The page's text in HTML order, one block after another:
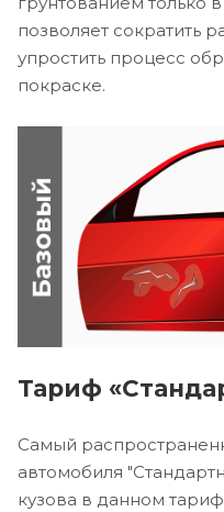
позволяет сократить
упростить процесс
покраске.
Тариф
Самый
автомобиля
кузова в данном